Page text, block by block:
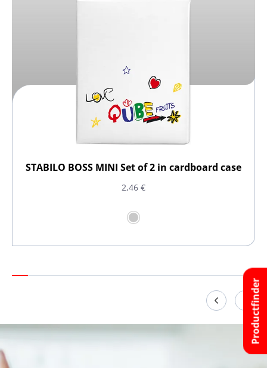
STABILO BOSS MINI Set of 2 in cardboard case
2,46 €
Productfinder